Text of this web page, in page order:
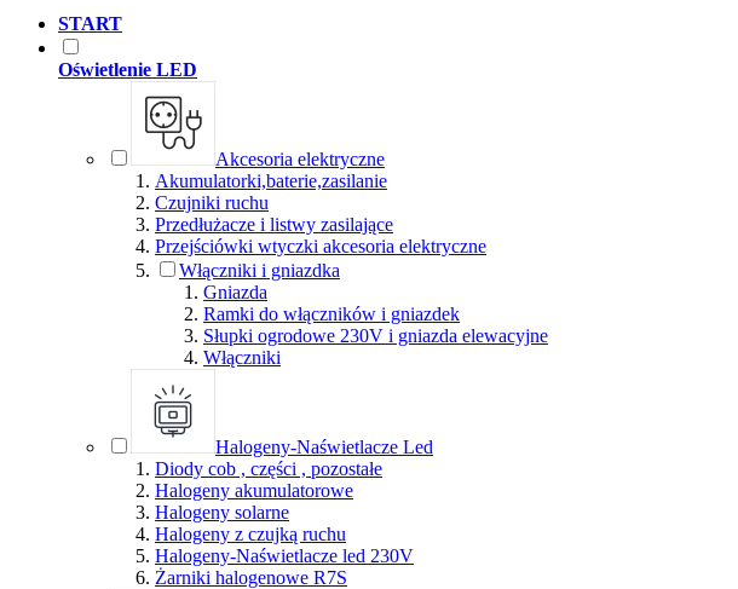
START
Oświetlenie LED
Akcesoria elektryczne
Akumulatorki,baterie,zasilanie
Czujniki ruchu
Przedłużacze i listwy zasilające
Przejściówki wtyczki akcesoria elektryczne
Włączniki i gniazdka
Gniazda
Ramki do włączników i gniazdek
Słupki ogrodowe 230V i gniazda elewacyjne
Włączniki
Halogeny-Naświetlacze Led
Diody cob , części , pozostałe
Halogeny akumulatorowe
Halogeny solarne
Halogeny z czujką ruchu
Halogeny-Naświetlacze led 230V
Żarniki halogenowe R7S